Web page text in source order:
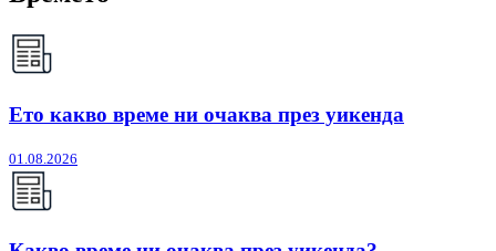
Ето какво време ни очаква през уикенда
01.08.2026